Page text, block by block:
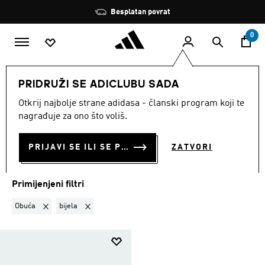
Zaustavi
rotaciju
Besplatan povrat
0
PRIDRUŽI SE ADICLUBU SADA
Otkrij najbolje strane adidasa - članski program koji te
nagrađuje za ono što voliš.
PRIJAVI SE ILI SE PRIDRUŽI SADA ZATVORI
SPORTOVI Ostali sportovi Košarka
OBUĆA · BIJELA·IIINFINITY
Filtriraj Velike Slike
Primijenjeni filtri
Obuća Ukloni filter Trenutno filtrirano prema KATEGORIJA PROIZVODA:
bijela Ukloni filter Trenutno filtrirano prema BOJA: bijela